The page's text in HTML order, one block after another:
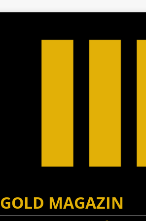
GOLD MAGAZIN